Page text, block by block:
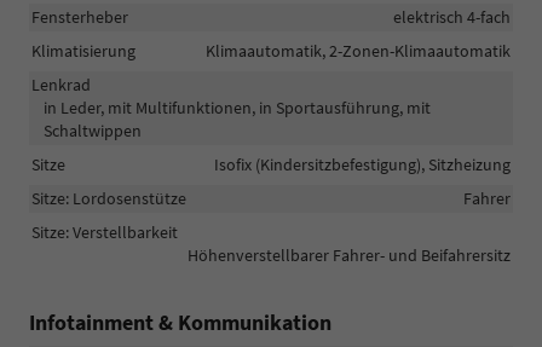
Fensterheber
elektrisch 4-fach
Klimatisierung
Klimaautomatik, 2-Zonen-Klimaautomatik
Lenkrad
in Leder, mit Multifunktionen, in Sportausführung, mit
Schaltwippen
Sitze
Isofix (Kindersitzbefestigung), Sitzheizung
Sitze: Lordosenstütze
Fahrer
Sitze: Verstellbarkeit
Höhenverstellbarer Fahrer- und Beifahrersitz
Infotainment & Kommunikation